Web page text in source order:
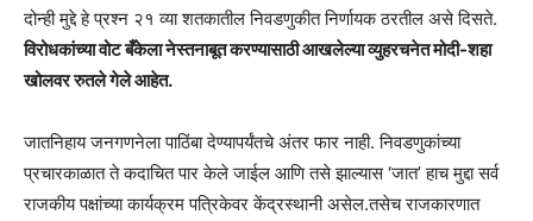
दोन्ही मुद्दे हे प्रश्न २१ व्या शतकातील निवडणुकीत निर्णायक ठरतील असे दिसते.
विरोधकांच्या वोट बँकेला नेस्तनाबूत करण्यासाठी आखलेल्या व्युहरचनेत मोदी-शहा
खोलवर रुतले गेले आहेत.
जातनिहाय जनगणनेला पाठिंबा देण्यापर्यंतचे अंतर फार नाही. निवडणुकांच्या
प्रचारकाळात ते कदाचित पार केले जाईल आणि तसे झाल्यास ‘जात’ हाच मुद्दा सर्व
राजकीय पक्षांच्या कार्यक्रम पत्रिकेवर केंद्रस्थानी असेल.तसेच राजकारणात